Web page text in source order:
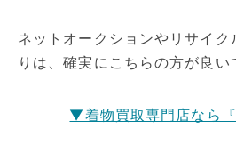
ネットオークションやリサイク
りは、確実にこちらの方が良い
▼着物買取専門店なら